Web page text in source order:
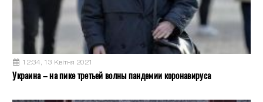
12:34, 13 Квітня 2021
Украина – на пике третьей волны пандемии коронавируса